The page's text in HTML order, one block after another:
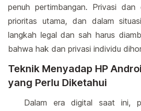
penuh pertimbangan. Privasi dan
prioritas utama, dan dalam
langkah legal dan sah harus
bahwa hak dan privasi individu
Teknik Menyadap HP
yang Perlu Diketahui
Dalam era digital saat ini,